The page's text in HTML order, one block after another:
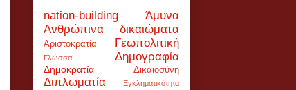
nation-building
Άμυνα
Ανθρώπινα δικαιώματα
Αριστοκρατία Γεωπολιτική
Γλώσσα Δημογραφία
Δημοκρατία Δικαιοσύνη
Διπλωματία Εγκληματικότητα